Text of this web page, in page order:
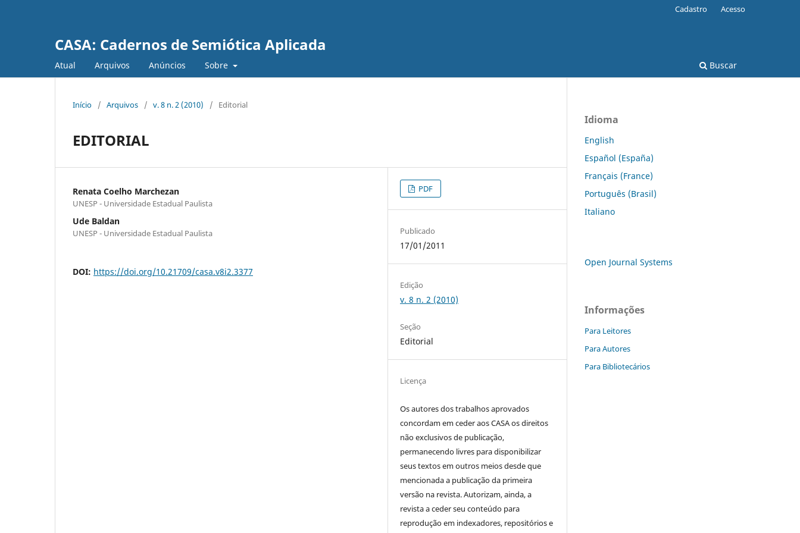
CASA: Cadernos de Semiótica Aplicada
Atual Arquivos Anúncios Sobre Buscar
Cadastro Acesso
Início / Arquivos / v. 8 n. 2 (2010) / Editorial
EDITORIAL
Renata Coelho Marchezan
UNESP - Universidade Estadual Paulista
Ude Baldan
UNESP - Universidade Estadual Paulista
DOI: https://doi.org/10.21709/casa.v8i2.3377
PDF
Publicado
17/01/2011
Edição
v. 8 n. 2 (2010)
Seção
Editorial
Licença
Os autores dos trabalhos aprovados
concordam em ceder aos CASA os direitos
não exclusivos de publicação,
permanecendo livres para disponibilizar
seus textos em outros meios desde que
mencionada a publicação da primeira
versão na revista. Autorizam, ainda, a
revista a ceder seu conteúdo para
reprodução em indexadores, repositórios e
Idioma
English
Español (España)
Français (France)
Português (Brasil)
Italiano
Open Journal Systems
Informações
Para Leitores
Para Autores
Para Bibliotecários